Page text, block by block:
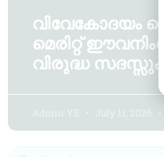
വിവേകോദയം
മെരിറ്റ്
വിരുദ്ധ സദസ്സും
Admin YS July 11, 2026